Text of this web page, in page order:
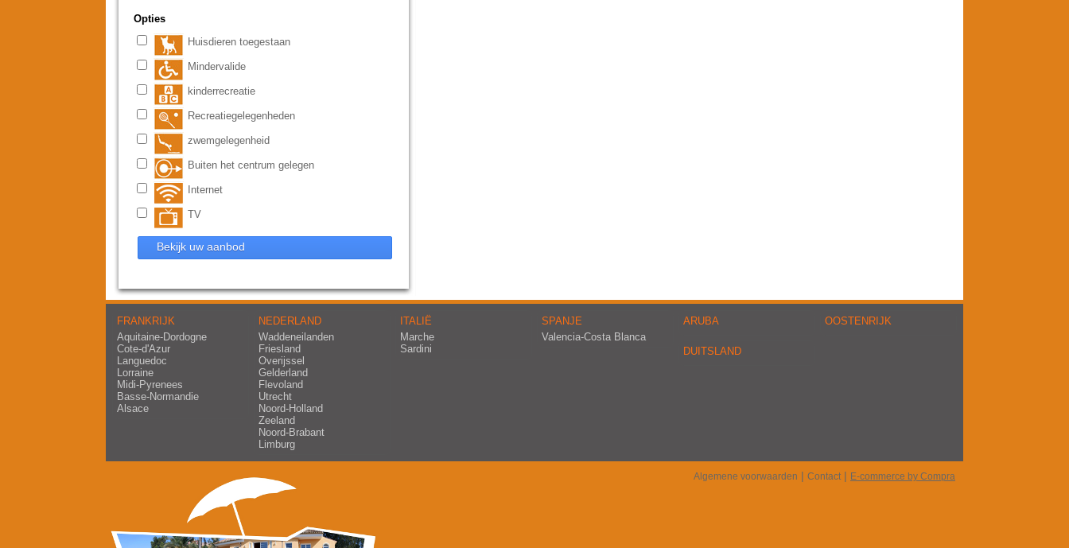
Opties
Huisdieren toegestaan
Mindervalide
kinderrecreatie
Recreatiegelegenheden
zwemgelegenheid
Buiten het centrum gelegen
Internet
TV
Bekijk uw aanbod
FRANKRIJK
Aquitaine-Dordogne
Cote-d'Azur
Languedoc
Lorraine
Midi-Pyrenees
Basse-Normandie
Alsace
NEDERLAND
Waddeneilanden
Friesland
Overijssel
Gelderland
Flevoland
Utrecht
Noord-Holland
Zeeland
Noord-Brabant
Limburg
ITALIË
Marche
Sardini
SPANJE
Valencia-Costa Blanca
ARUBA OOSTENRIJK
DUITSLAND
Algemene voorwaarden | Contact | E-commerce by Compra